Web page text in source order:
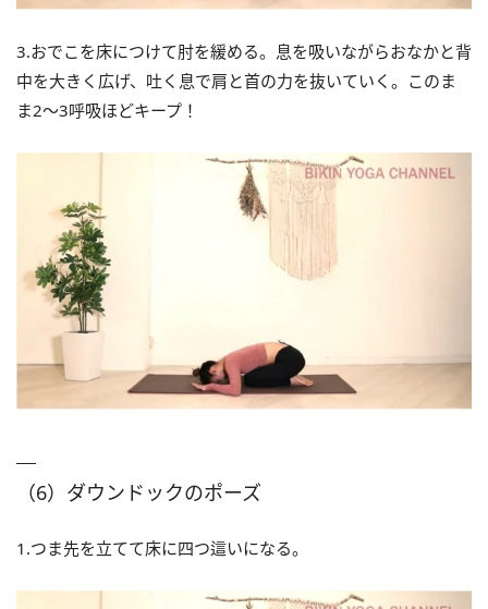
3.おでこを床につけて肘を緩める。息を吸いながらおなかと背
中を大きく広げ、吐く息で肩と首の力を抜いていく。このま
ま2～3呼吸ほどキープ！
（6）ダウンドックのポーズ
1.つま先を立てて床に四つ這いになる。